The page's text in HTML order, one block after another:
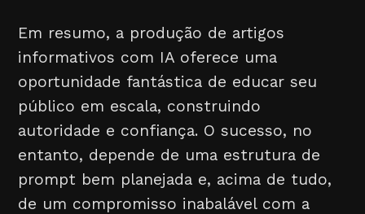
Em resumo, a produção de artigos
informativos com IA oferece uma
oportunidade fantástica de educar seu
público em escala, construindo
autoridade e confiança. O sucesso, no
entanto, depende de uma estrutura de
prompt bem planejada e, acima de tudo,
de um compromisso inabalável com a